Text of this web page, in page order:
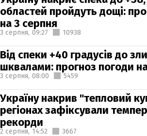
областей пройдуть дощі:
на 3 серпня
3 серпня, 09:27 10938
Від спеки +40 градусів до
шквалами: прогноз погоди
3 серпня, 08:00 5459
Україну накрив "тепловий
регіонах зафіксували
рекорди
2 серпня, 14:52 3667